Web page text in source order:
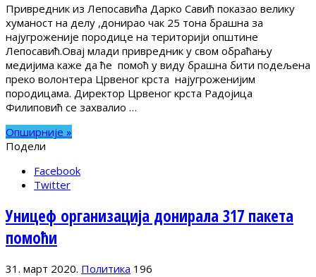
Привредник из Лепосавића Дарко Савић показао велику
хуманост на делу ,донирао чак 25 тона брашна за
најугроженије породице на територији општине
Лепосавић.Овај млади привредник у свом обраћању
медијима каже да ће помоћ у виду брашна бити подељена
преко волонтера Црвеног крста најугроженијим
породицама. Директор Црвеног крста Радојица
Филиповић се захвалио …
Опширније »
Подели
Facebook
Twitter
Уницеф организација донирала 317 пакета
помоћи
31. март 2020. Политика 196